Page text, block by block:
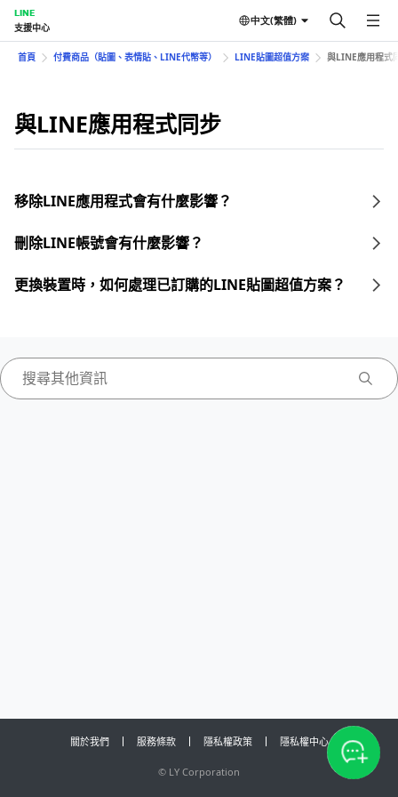
LINE
支援中心
中文(繁體)
首頁 付費商品（貼圖、表情貼、LINE代幣等） LINE貼圖超值方案 與LINE應用程式
與LINE應用程式同步
移除LINE應用程式會有什麼影響？
刪除LINE帳號會有什麼影響？
更換裝置時，如何處理已訂購的LINE貼圖超值方案？
關於我們 服務條款 隱私權政策 隱私權中心
© LY Corporation